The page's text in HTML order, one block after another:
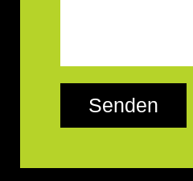
Senden